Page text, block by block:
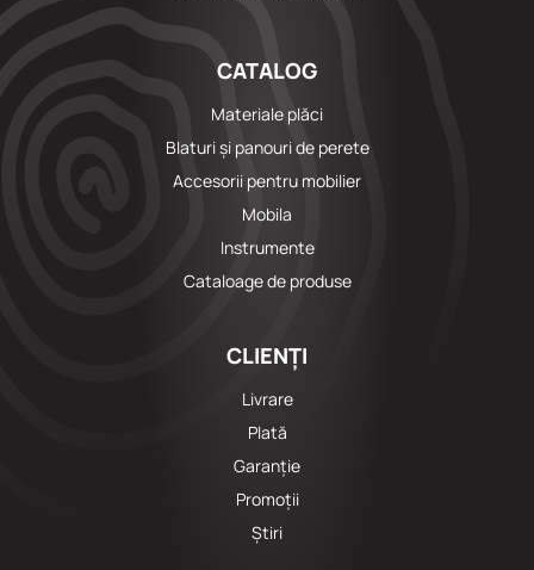
CATALOG
Materiale plăci
Blaturi și panouri de perete
Accesorii pentru mobilier
Mobila
Instrumente
Cataloage de produse
CLIENȚI
Livrare
Plată
Garanție
Promoții
Știri